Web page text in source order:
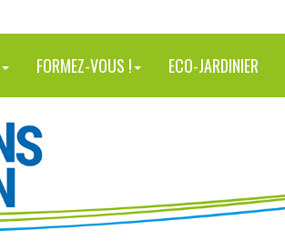
FORMEZ-VOUS ! ECO-JARDINIER